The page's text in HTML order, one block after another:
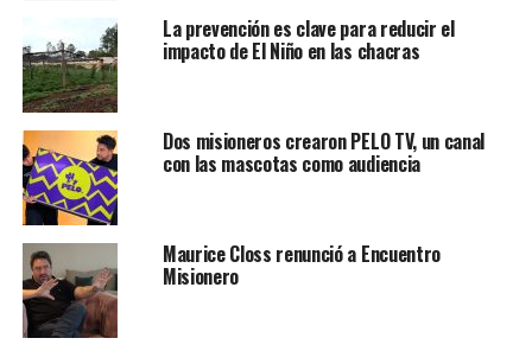
La prevención es clave para reducir el
impacto de El Niño en las chacras
Dos misioneros crearon PELO TV, un canal
con las mascotas como audiencia
Maurice Closs renunció a Encuentro
Misionero